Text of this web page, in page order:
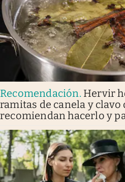
Recomendación. Hervir
ramitas de canela y clavo
recomiendan hacerlo y